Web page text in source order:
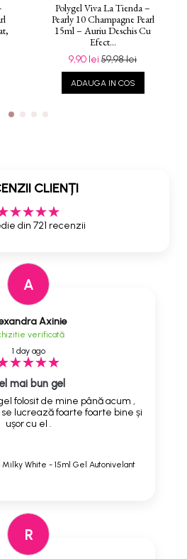
Polygel Viva La Tienda –
Pearly 10 Champagne Pearl
15ml – Auriu Deschis Cu
Efect...
9,90 lei59,98 lei
ADAUGA IN COS
CLIENȚI
din 721 recenzii
A
Axinie
verificată
1 day ago
mai bun gel
folosit de mine până acum ,
lucrează foarte foarte bine și
ușor cu el .
White - 15ml Gel Autonivelant
R